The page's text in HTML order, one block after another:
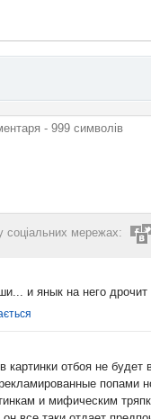
соціальних мережах:
и янык на него
картинки отбоя не будет
попами
и мифическим